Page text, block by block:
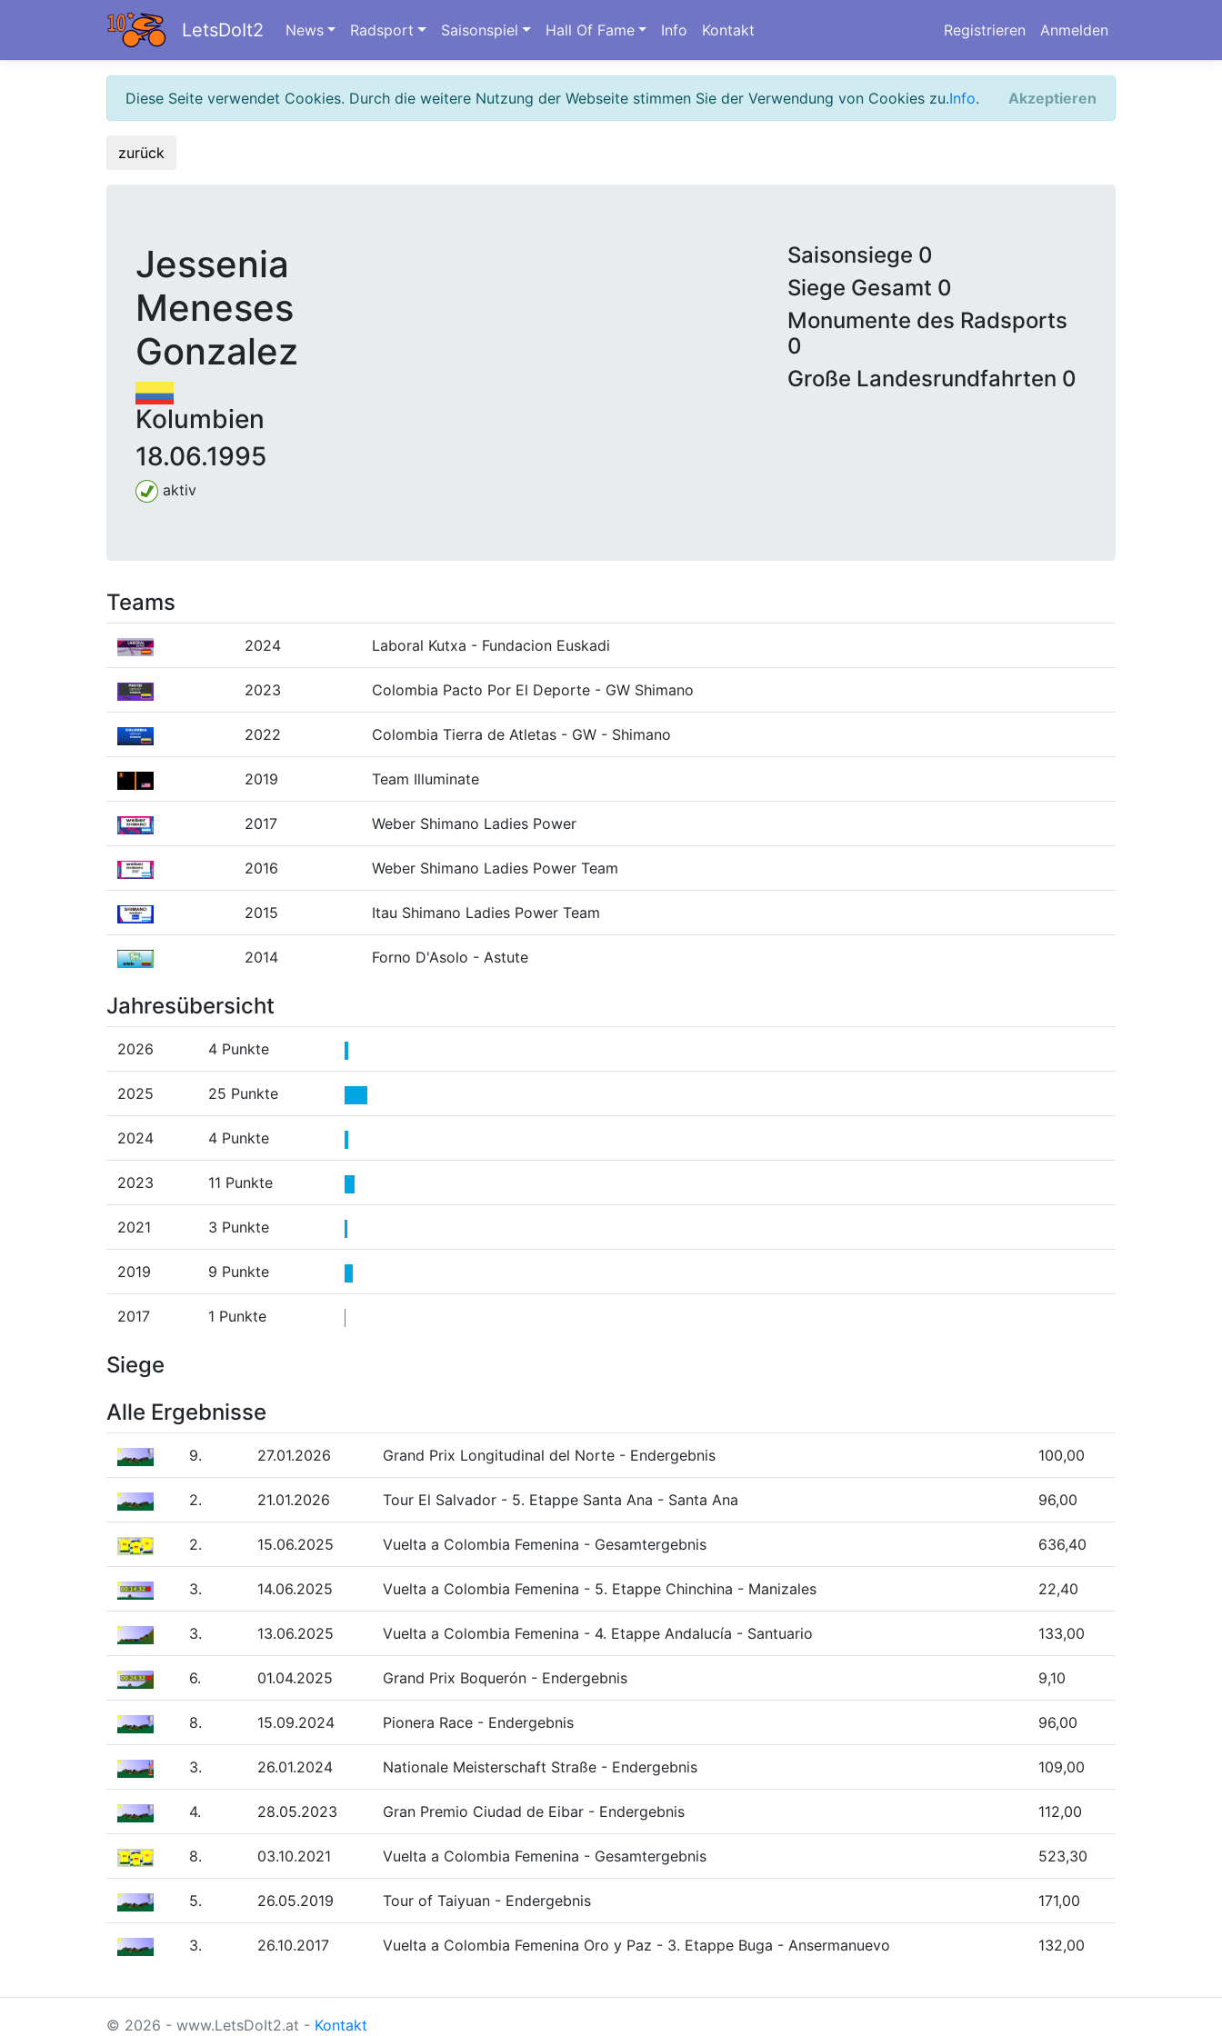
LetsDoIt2 Registrieren Anmelden
News Radsport Saisonspiel Hall Of Fame Info Kontakt
Diese Seite verwendet Cookies. Durch die weitere Nutzung der Webseite stimmen Sie der Verwendung von Cookies zu.Info. Akzeptieren
zurück
Jessenia
Meneses
Gonzalez
Kolumbien
18.06.1995
aktiv
Saisonsiege 0
Siege Gesamt 0
Monumente des Radsports
0
Große Landesrundfahrten 0
Teams
2024 Laboral Kutxa - Fundacion Euskadi
2023 Colombia Pacto Por El Deporte - GW Shimano
2022 Colombia Tierra de Atletas - GW - Shimano
2019 Team Illuminate
2017 Weber Shimano Ladies Power
2016 Weber Shimano Ladies Power Team
2015 Itau Shimano Ladies Power Team
2014 Forno D'Asolo - Astute
Jahresübersicht
2026 4 Punkte
2025 25 Punkte
2024 4 Punkte
2023 11 Punkte
2021 3 Punkte
2019 9 Punkte
2017 1 Punkte
Siege
Alle Ergebnisse
9. 27.01.2026 Grand Prix Longitudinal del Norte - Endergebnis 100,00
2. 21.01.2026 Tour El Salvador - 5. Etappe Santa Ana - Santa Ana 96,00
2. 15.06.2025 Vuelta a Colombia Femenina - Gesamtergebnis 636,40
3. 14.06.2025 Vuelta a Colombia Femenina - 5. Etappe Chinchina - Manizales 22,40
3. 13.06.2025 Vuelta a Colombia Femenina - 4. Etappe Andalucía - Santuario 133,00
6. 01.04.2025 Grand Prix Boquerón - Endergebnis 9,10
8. 15.09.2024 Pionera Race - Endergebnis 96,00
3. 26.01.2024 Nationale Meisterschaft Straße - Endergebnis 109,00
4. 28.05.2023 Gran Premio Ciudad de Eibar - Endergebnis 112,00
8. 03.10.2021 Vuelta a Colombia Femenina - Gesamtergebnis 523,30
5. 26.05.2019 Tour of Taiyuan - Endergebnis 171,00
3. 26.10.2017 Vuelta a Colombia Femenina Oro y Paz - 3. Etappe Buga - Ansermanuevo 132,00
© 2026 - www.LetsDoIt2.at - Kontakt